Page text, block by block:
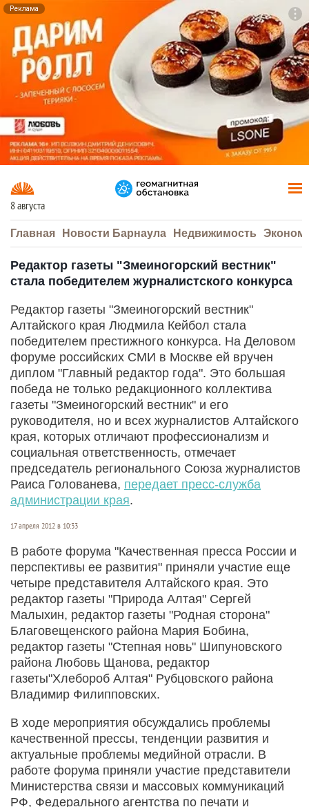
Реклама
8 августа
Главная Новости Барнаула Недвижимость
Редактор газеты "Змеиногорский вестник"
стала победителем журналистского конкурса
Редактор газеты "Змеиногорский вестник"
Алтайского края Людмила Кейбол стала
победителем престижного конкурса. На Деловом
форуме российских СМИ в Москве ей вручен
диплом "Главный редактор года". Это большая
победа не только редакционного коллектива
газеты "Змеиногорский вестник" и его
руководителя, но и всех журналистов Алтайского
края, которых отличают профессионализм и
социальная ответственность, отмечает
председатель регионального Союза журналистов
Раиса Голованева, передает пресс-служба
администрации края.
17 апреля 2012 в 10:33
В работе форума "Качественная пресса России и
перспективы ее развития" приняли участие еще
четыре представителя Алтайского края. Это
редактор газеты "Природа Алтая" Сергей
Малыхин, редактор газеты "Родная сторона"
Благовещенского района Мария Бобина,
редактор газеты "Степная новь" Шипуновского
района Любовь Щанова, редактор
газеты"Хлебороб Алтая" Рубцовского района
Владимир Филипповских.
В ходе мероприятия обсуждались проблемы
качественной прессы, тенденции развития и
актуальные проблемы медийной отрасли. В
работе форума приняли участие представители
Министерства связи и массовых коммуникаций
РФ, Федерального агентства по печати и